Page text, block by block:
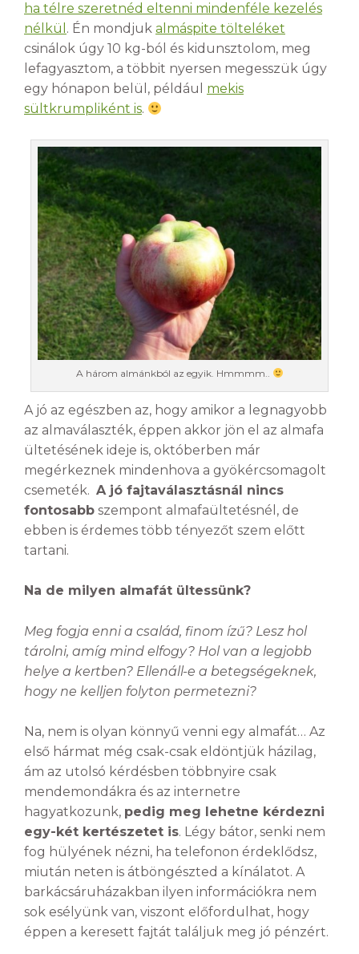
ha télre szeretnéd eltenni mindenféle kezelés
nélkül . Én mondjuk almáspite tölteléket
csinálok úgy 10 kg-ból és kidunsztolom, meg
lefagyasztom, a többit nyersen megesszük úgy
egy hónapon belül, például mekis
sültkrumpliként is.
A három almánkból az egyik. Hmmmm..
A jó az egészben az, hogy amikor a legnagyobb
az almaválaszték, éppen akkor jön el az almafa
ültetésének ideje is, októberben már
megérkeznek mindenhova a gyökércsomagolt
csemeték. A jó fajtaválasztásnál nincs
fontosabb szempont almafaültetésnél, de
ebben is érdemes több tényezőt szem előtt
tartani.
Na de milyen almafát ültessünk?
Meg fogja enni a család, finom ízű? Lesz hol
tárolni, amíg mind elfogy? Hol van a legjobb
helye a kertben? Ellenáll-e a betegségeknek,
hogy ne kelljen folyton permetezni?
Na, nem is olyan könnyű venni egy almafát… Az
első hármat még csak-csak eldöntjük házilag,
ám az utolsó kérdésben többnyire csak
mendemondákra és az internetre
hagyatkozunk, pedig meg lehetne kérdezni
egy-két kertészetet is. Légy bátor, senki nem
fog hülyének nézni, ha telefonon érdeklődsz,
miután neten is átböngészted a kínálatot. A
barkácsáruházakban ilyen információkra nem
sok esélyünk van, viszont előfordulhat, hogy
éppen a keresett fajtát találjuk meg jó pénzért.